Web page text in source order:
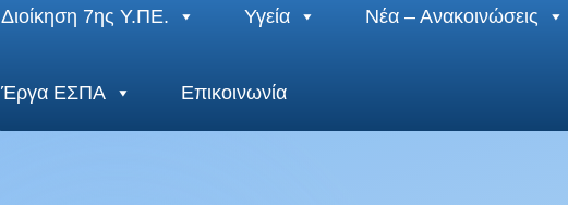
Διοίκηση 7ης Υ.ΠΕ. Υγεία Νέα – Ανακοινώσεις
Έργα ΕΣΠΑ Επικοινωνία